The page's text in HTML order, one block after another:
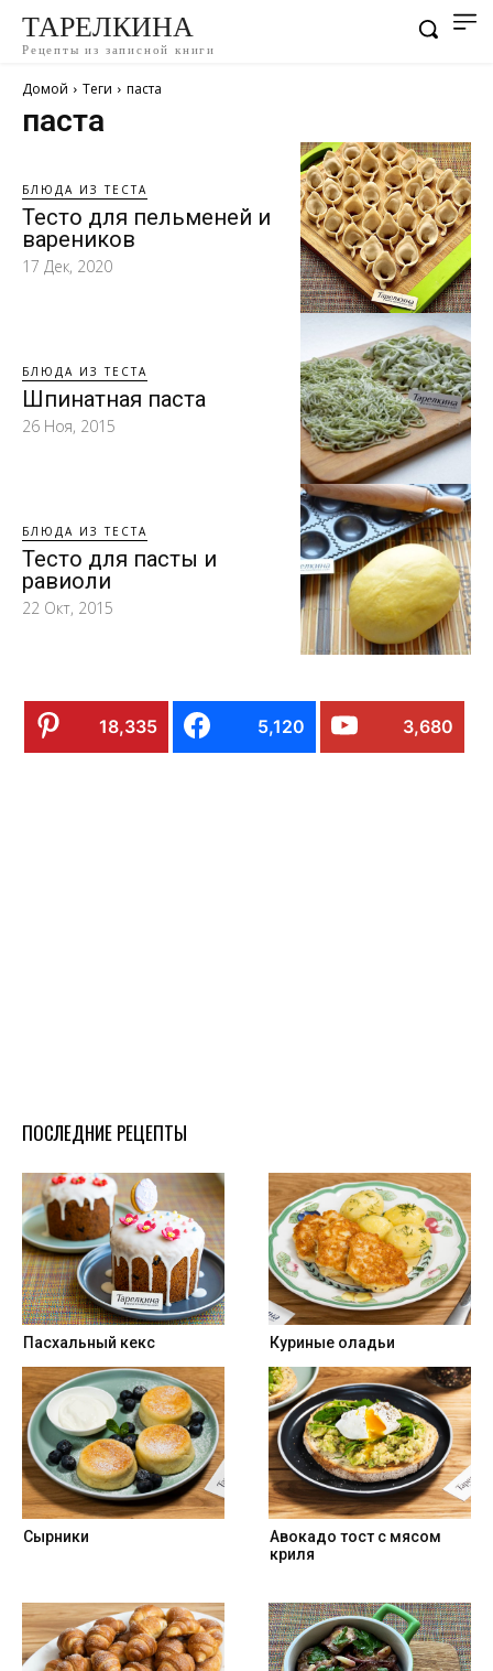
ТАРЕЛКИНА
Рецепты из записной книги
Домой Теги паста
паста
БЛЮДА ИЗ ТЕСТА
Тесто для пельменей и
вареников
17 Дек, 2020
БЛЮДА ИЗ ТЕСТА
Шпинатная паста
26 Ноя, 2015
БЛЮДА ИЗ ТЕСТА
Тесто для пасты и
равиоли
22 Окт, 2015
18,335 5,120 3,680
ПОСЛЕДНИЕ РЕЦЕПТЫ
Пасхальный кекс Куриные оладьи
Сырники
Авокадо тост с мясом
криля